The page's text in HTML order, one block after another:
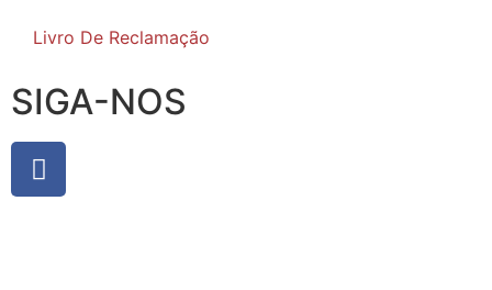
Livro De Reclamação
SIGA-NOS